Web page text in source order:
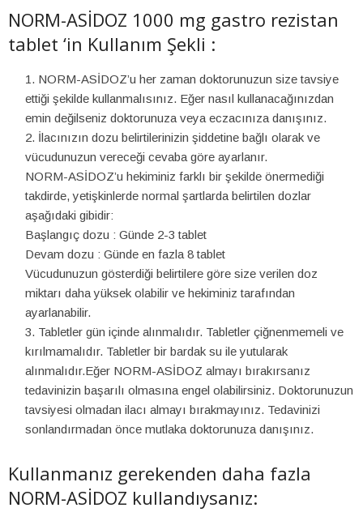
NORM-ASİDOZ 1000 mg gastro rezistan
tablet ‘in Kullanım Şekli :
NORM-ASİDOZ’u her zaman doktorunuzun size tavsiye
ettiği şekilde kullanmalısınız. Eğer nasıl kullanacağınızdan
emin değilseniz doktorunuza veya eczacınıza danışınız.
İlacınızın dozu belirtilerinizin şiddetine bağlı olarak ve
vücudunuzun vereceği cevaba göre ayarlanır.
NORM-ASİDOZ’u hekiminiz farklı bir şekilde önermediği
takdirde, yetişkinlerde normal şartlarda belirtilen dozlar
aşağıdaki gibidir:
Başlangıç dozu : Günde 2-3 tablet
Devam dozu : Günde en fazla 8 tablet
Vücudunuzun gösterdiği belirtilere göre size verilen doz
miktarı daha yüksek olabilir ve hekiminiz tarafından
ayarlanabilir.
Tabletler gün içinde alınmalıdır. Tabletler çiğnenmemeli ve
kırılmamalıdır. Tabletler bir bardak su ile yutularak
alınmalıdır.Eğer NORM-ASİDOZ almayı bırakırsanız
tedavinizin başarılı olmasına engel olabilirsiniz. Doktorunuzun
tavsiyesi olmadan ilacı almayı bırakmayınız. Tedavinizi
sonlandırmadan önce mutlaka doktorunuza danışınız.
Kullanmanız gerekenden daha fazla
NORM-ASİDOZ kullandıysanız: